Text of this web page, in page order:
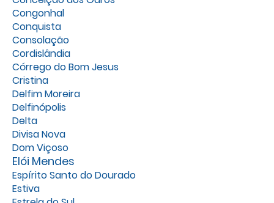
Congonhal
Conquista
Consolação
Cordislândia
Córrego do Bom Jesus
Cristina
Delfim Moreira
Delfinópolis
Delta
Divisa Nova
Dom Viçoso
Elói Mendes
Espírito Santo do Dourado
Estiva